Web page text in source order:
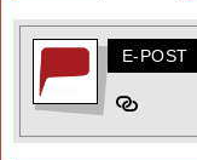
E-POST